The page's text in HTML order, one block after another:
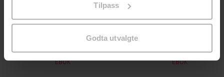
Tilpass
Godta utvalgte
149,-
En lykkelig familie
Stian Hjelvin Andersen
EBOK
299,-
Stian Hjelvin Andersen
EBOK